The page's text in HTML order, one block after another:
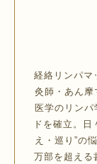
経絡リンパマ
灸師・あん摩
医学のリンパ
ドを確立。
え・巡り”の
万部を超える